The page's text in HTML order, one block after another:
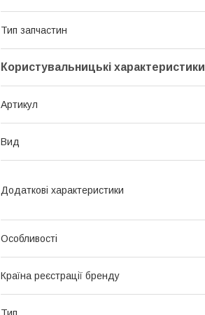
Тип запчастин
Користувальницькі характеристики
Артикул
Вид
Додаткові характеристики
Особливості
Країна реєстрації бренду